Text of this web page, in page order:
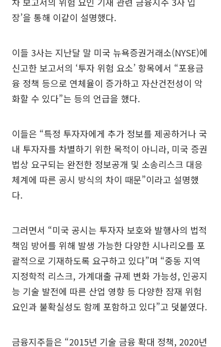
장’을 통해 이같이 설명했다.
이들 3사는 지난달 말 미국 뉴욕증권거래소(NYSE)에
신고한 보고서의 ‘투자 위험 요소’ 항목에서 “포용금
융 정책 등으로 연체율이 증가하고 자산건전성이 악
화할 수 있다”는 등의 언급을 했다.
이들은 “특정 투자자에게 추가 정보를 제공하거나 국
내 투자자를 차별하기 위한 목적이 아니라, 미국 증권
법상 요구되는 완전한 정보공개 및 소송리스크 대응
체계에 따른 공시 방식의 차이 때문”이라고 설명했
다.
그러면서 “미국 공시는 투자자 보호와 발행사의 법적
책임 방어를 위해 발생 가능한 다양한 시나리오를 포
괄적으로 기재하도록 요구하고 있다”며 “중동 지역
지정학적 리스크, 가계대출 규제 변화 가능성, 인공지
능 기술 발전에 따른 산업 영향 등 다양한 잠재 위험
요인과 불확실성도 함께 포함하고 있다”고 덧붙였다.
금융지주들은 “2015년 기술 금융 확대 정책, 2020년